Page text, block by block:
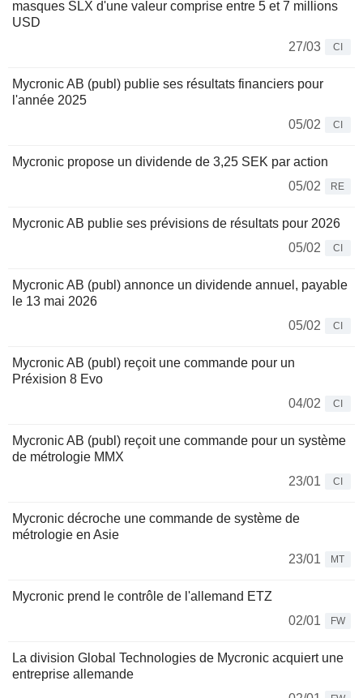
masques SLX d'une valeur comprise entre 5 et 7 millions
USD
27/03
CI
Mycronic AB (publ) publie ses résultats financiers pour
l'année 2025
05/02
CI
Mycronic propose un dividende de 3,25 SEK par action
05/02
RE
Mycronic AB publie ses prévisions de résultats pour 2026
05/02
CI
Mycronic AB (publ) annonce un dividende annuel, payable
le 13 mai 2026
05/02
CI
Mycronic AB (publ) reçoit une commande pour un
Préxision 8 Evo
04/02
CI
Mycronic AB (publ) reçoit une commande pour un système
de métrologie MMX
23/01
CI
Mycronic décroche une commande de système de
métrologie en Asie
23/01
MT
Mycronic prend le contrôle de l'allemand ETZ
02/01
FW
La division Global Technologies de Mycronic acquiert une
entreprise allemande